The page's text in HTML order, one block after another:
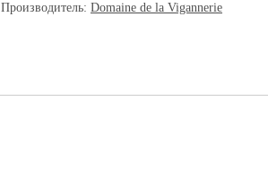
Производитель: Domaine de la Vigannerie